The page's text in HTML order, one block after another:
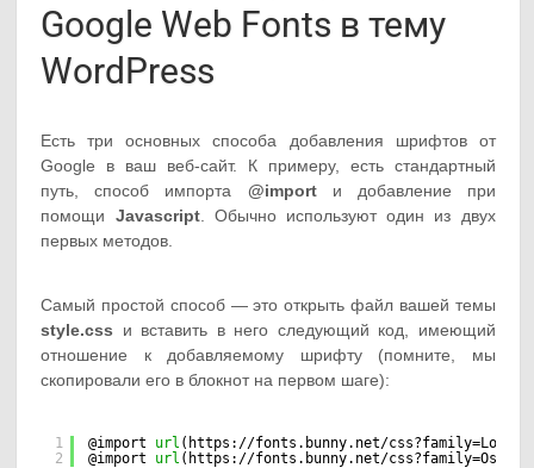
Google Web Fonts в тему
WordPress
Есть три основных способа добавления шрифтов от
Google в ваш веб-сайт. К примеру, есть стандартный
путь, способ импорта @importи добавление при
помощи Javascript. Обычно используют один из двух
первых методов.
Самый простой способ — это открыть файл вашей темы
style.css и вставить в него следующий код, имеющий
отношение к добавляемому шрифту (помните, мы
скопировали его в блокнот на первом шаге):
1
2
@import url ( https://fonts.bunny.net/css?family=Lora
@import url ( https://fonts.bunny.net/css?family=Oswald